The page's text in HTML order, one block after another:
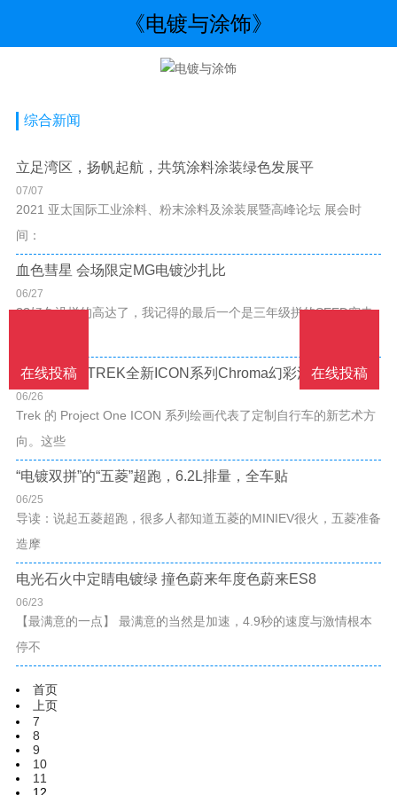
《电镀与涂饰》
综合新闻
立足湾区，扬帆起航，共筑涂料涂装绿色发展平
07/07
2021 亚太国际工业涂料、粉末涂料及涂装展暨高峰论坛 展会时
间：
血色彗星 会场限定MG电镀沙扎比
06/27
??好久没拼的高达了，我记得的最后一个是三年级拼的SEED突击
电镀工艺：TREK全新ICON系列Chroma幻彩涂装上市！
06/26
Trek 的 Project One ICON 系列绘画代表了定制自行车的新艺术方
向。这些
“电镀双拼”的“五菱”超跑，6.2L排量，全车贴
06/25
导读：说起五菱超跑，很多人都知道五菱的MINIEV很火，五菱准备
造摩
电光石火中定睛电镀绿 撞色蔚来年度色蔚来ES8
06/23
【最满意的一点】 最满意的当然是加速，4.9秒的速度与激情根本
停不
首页
上页
7
8
9
10
11
在线投稿
在线投稿